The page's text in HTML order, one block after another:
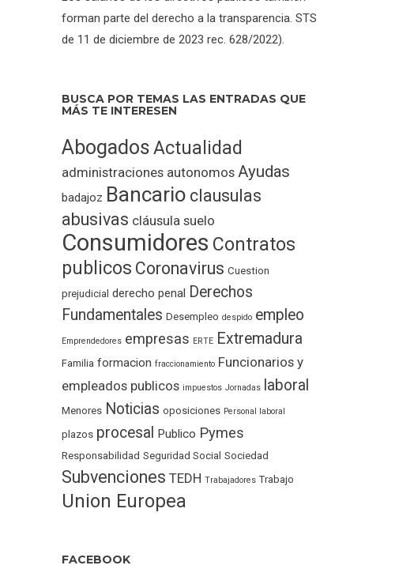
forman parte del derecho a la transparencia. STS
de 11 de diciembre de 2023 rec. 628/2022).
BUSCA POR TEMAS LAS ENTRADAS QUE
MÁS TE INTERESEN
AbogadosActualidad
administraciones autonomos Ayudas
badajoz Bancario clausulas
abusivas cláusula suelo
Consumidores Contratos
publicos Coronavirus Cuestion
prejudicial derecho penal Derechos
Fundamentales Desempleo despido empleo
Emprendedores empresas ERTE Extremadura
Familia formacion fraccionamiento Funcionarios y
empleados publicos impuestos Jornadas laboral
Menores Noticias oposiciones Personal laboral
plazos procesal Publico Pymes
Responsabilidad Seguridad Social Sociedad
Subvenciones TEDH Trabajadores Trabajo
Union Europea
FACEBOOK